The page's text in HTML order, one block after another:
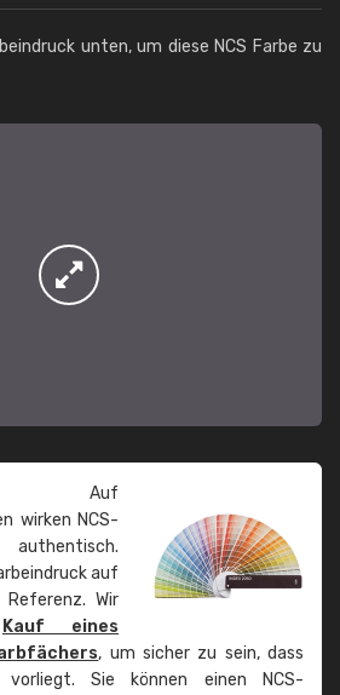
unten, um diese NCS Farbe zu
wirken NCS-
authentisch.
auf
Wir
Kauf eines
, um sicher zu sein, dass
Sie können einen NCS-